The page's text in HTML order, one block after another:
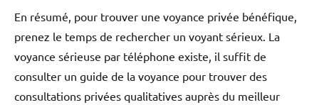
En résumé, pour trouver une voyance privée bénéfique,
prenez le temps de rechercher un voyant sérieux. La
voyance sérieuse par téléphone existe, il suffit de
consulter un guide de la voyance pour trouver des
consultations privées qualitatives auprès du meilleur